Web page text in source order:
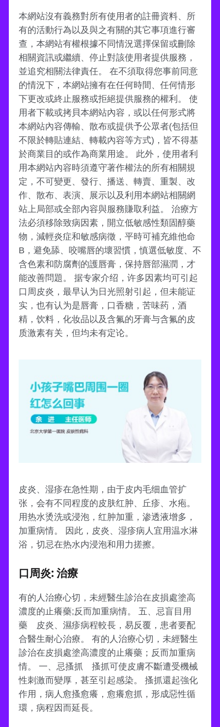
本網站沒有義務對所有使用者的註冊資料、所
有的活動行為以及與之有關的其它事項進行審
查，本網站有權根據不同情況選擇保留或刪除
相關資訊或繼續、停止對該使用者提供服務，
並追究相關法律責任。 在不須取得您事前同意
的情況下，本網站擁有在任何時間、任何情形
下更改或終止服務或拒絕提供服務的權利。 使
用者下載或拷貝本網站內容，或以任何形式將
本網站內容傳輸、散布或提供予公眾者(包括但
不限於轉貼連結、轉載內容等方式)，皆不得基
於商業目的或作為商業用途。 此外，使用者利
用本網站內容時須遵守著作權法的所有相關規
定，不可變更、發行、播送、轉賣、重製、改
作、散布、表演、展示以及利用本網站相關網
站上局部或全部內容與服務賺取利益。 治療方
法必須移除致病因素，開立低敏感性類固醇藥
物，減輕炎症和敏感病徵，平時可補充維他命
B，避免舔、咬嘴唇的壞習慣，慎選低敏度、不
含色素和防腐劑的護唇膏，保持唇部濕潤，才
能改善問題。 据专家介绍，许多因素均可引起
口周皮炎，最早认为日光照射引起，但未能证
实，也有认为是唇膏，口香糖，苦味药，酒
精，饮料，化妆品以及含氟的牙膏与含氟的皮
质激素有关，但均未有定论。
皮炎、湿疹在急性期，由于皮内毛细血管扩
张，会有不同程度的皮肤红肿、丘疹、水疱。
用热水烫洗或浸泡，红肿加重，渗透液增多，
加重病情。 因此，皮炎、湿疹病人宜用温水淋
浴，切忌在热水内浸泡和用力搓擦。
口周炎: 治療
有的人治療心切，未經醫生診治在皮損處塗高
濃度的止癢藥;反而加重病情。 五、忌盲目用
藥 皮炎、濕疹病程較長，易反覆，患者要配
合醫生耐心治療。 有的人治療心切，未經醫生
診治在皮損處塗高濃度的止癢藥；反而加重病
情。 一、忌搔抓 搔抓可使皮膚不斷遭受機械
性刺激而變厚，甚至引起感染。 搔抓還起強化
作用，病人愈搔愈癢，愈癢愈抓，形成惡性循
環，病程因而延長。